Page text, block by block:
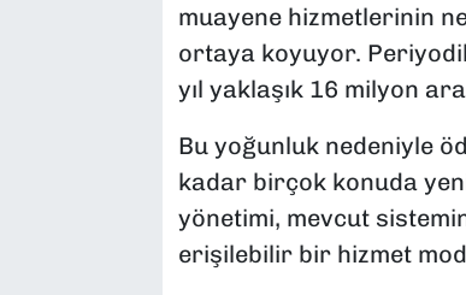
muayene hizmetlerinin
ortaya koyuyor.
yıl yaklaşık 16 milyon
Bu yoğunluk nedeniyle
kadar birçok konuda
yönetimi, mevcut
erişilebilir bir hizmet